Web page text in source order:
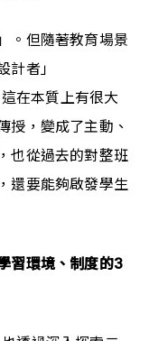
。但隨著教育場景
者」
在本質上有很大
授，變成了主動、
也從過去的對整班
還要能夠啟發學生
習環境、制度的3